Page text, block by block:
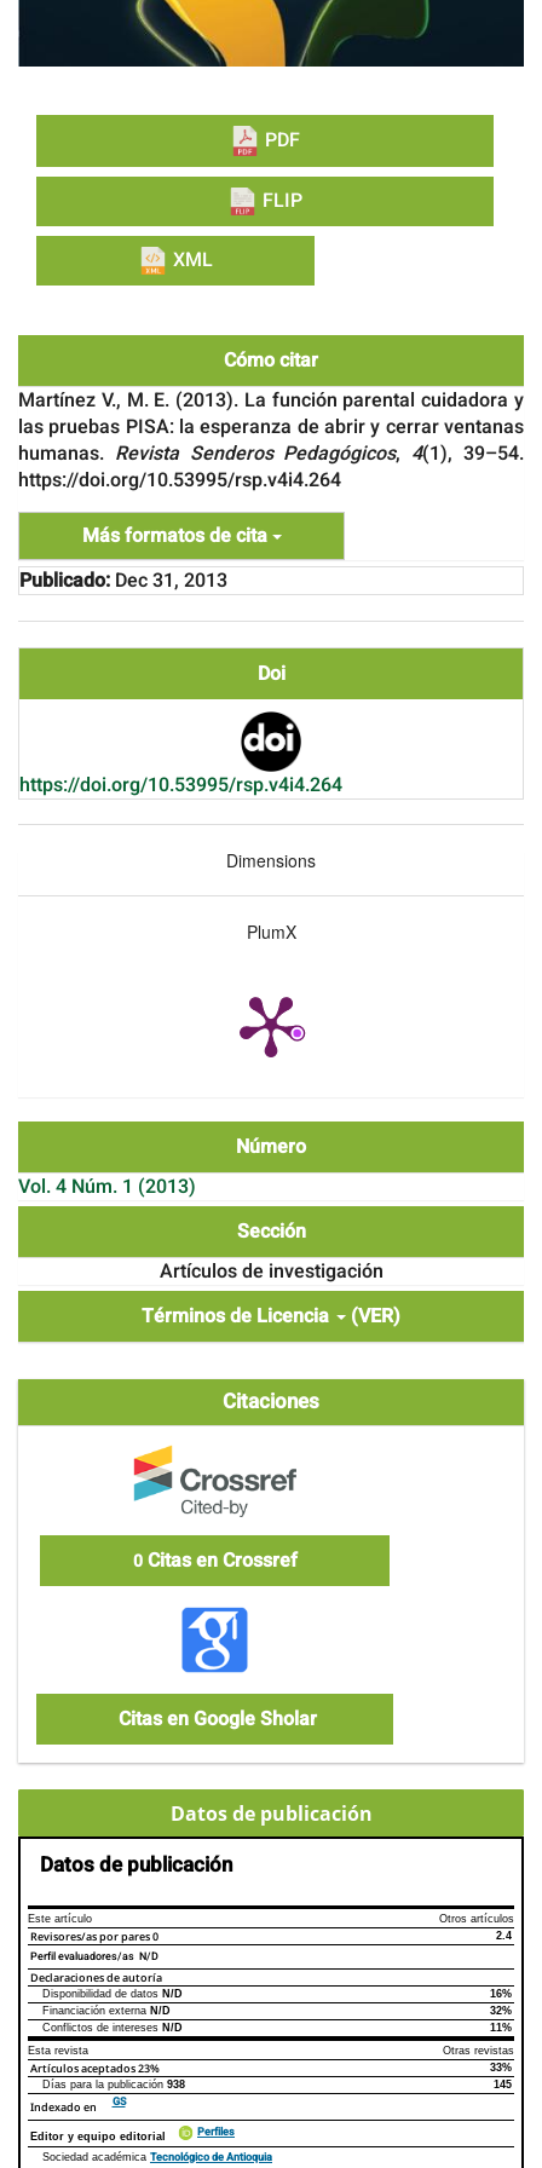
PDF
FLIP
XML
Cómo citar
Martínez V., M. E. (2013). La función parental cuidadora y
las pruebas PISA: la esperanza de abrir y cerrar ventanas
humanas. Revista Senderos Pedagógicos, 4(1), 39–54.
https://doi.org/10.53995/rsp.v4i4.264
Más formatos de cita
Publicado: Dec 31, 2013
Doi
https://doi.org/10.53995/rsp.v4i4.264
Dimensions
PlumX
Número
Vol. 4 Núm. 1 (2013)
Sección
Artículos de investigación
Términos de Licencia
(VER)
Citaciones
0Citas en Crossref
Citas en Google Sholar
Datos de publicación
Datos de publicación
Este artículo Otros artículos
Revisores/as por pares0 2.4
Perfil evaluadores/as N/D
Declaraciones de autoría
Declaraciones de autoríaEste artículo
Disponibilidad de datos N/D
16%
Financiación externa N/D
32%
Conflictos de intereses N/D
11%
Esta revista
Otras revistas
Artículos aceptados23%
33%
Días para la publicación 938 145
Indexado en GS
Editor y equipo editorial Perfiles
Sociedad académica Tecnológico de Antioquia